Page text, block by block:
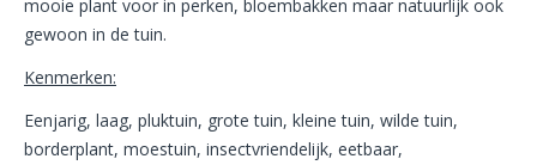
mooie plant voor in perken, bloembakken maar natuurlijk ook
gewoon in de tuin.
Kenmerken:
Eenjarig, laag, pluktuin, grote tuin, kleine tuin, wilde tuin,
borderplant, moestuin, insectvriendelijk, eetbaar,